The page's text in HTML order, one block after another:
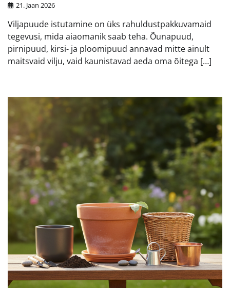
21. Jaan 2026
Viljapuude istutamine on üks rahuldustpakkuvamaid
tegevusi, mida aiaomanik saab teha. Õunapuud,
pirnipuud, kirsi- ja ploomipuud annavad mitte ainult
maitsvaid vilju, vaid kaunistavad aeda oma õitega […]